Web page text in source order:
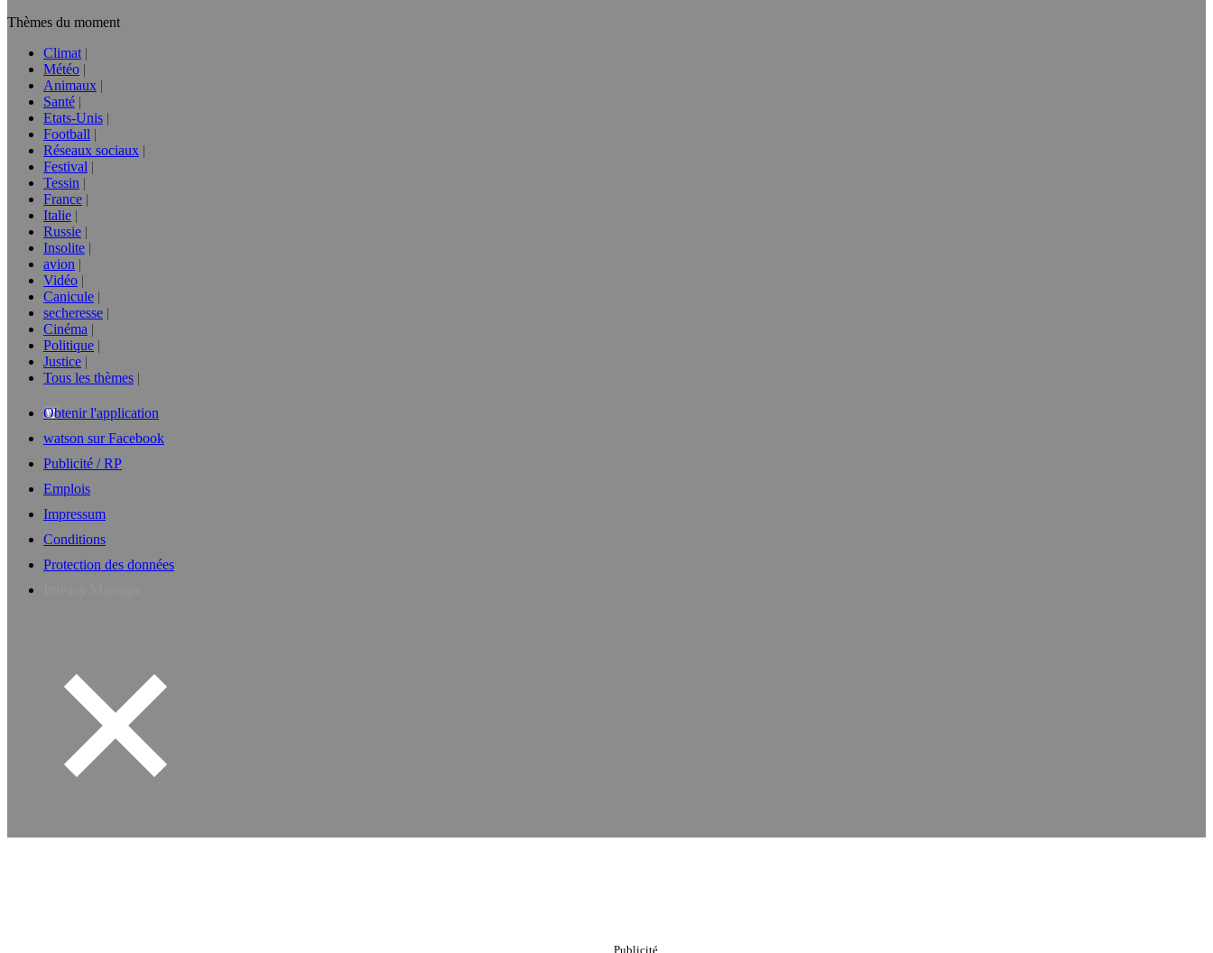
Thèmes du moment
Climat
Météo
Animaux
Santé
Etats-Unis
Football
Réseaux sociaux
Festival
Tessin
France
Italie
Russie
Insolite
avion
Vidéo
Canicule
secheresse
Cinéma
Politique
Justice
Tous les thèmes
Obtenir l'application
watson sur Facebook
Publicité / RP
Emplois
Impressum
Conditions
Protection des données